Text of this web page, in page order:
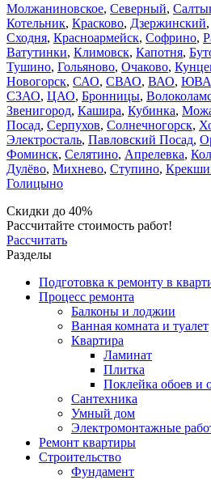
Молжаниновское, Северный,
Котельник, Красково, Дзержинский,
Сходня, Красноармейск, Софрино,
Ватутинки, Климовск, Капотня,
Тушино, Гольяново, Очаково,
Новогорск, САО, СВАО, ВАО,
СЗАО, ЦАО, Бронницы,
Звенигород, Кашира, Кубинка,
Посад, Серпухов, Солнечногорск,
Электросталь, Павловский Посад,
Фоминск, Селятино, Апрелевка,
Дулёво, Михнево, Ступино,
Голицыно
Скидки до 40%
Рассчитайте стоимость работ!
Рассчитать
Разделы
Подготовка к ремонту в
Процесс ремонта
Балконы и лоджии
Ванная комната и туалет
Квартира
Ламинат
Плитка
Поклейка обоев и
Сантехника
Умный дом
Электромонтажные
Ремонт квартиры
Строительство
Фундамент